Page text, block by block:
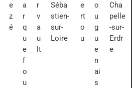
e
z
é
a
r
q
u
e
f
o
u
r
v
a
u
lt
Séba
stien-
sur-
Loire
e
rt
o
u
o
u
g
u
e
n
ai
s
Cha
pelle
-sur-
Erdr
e